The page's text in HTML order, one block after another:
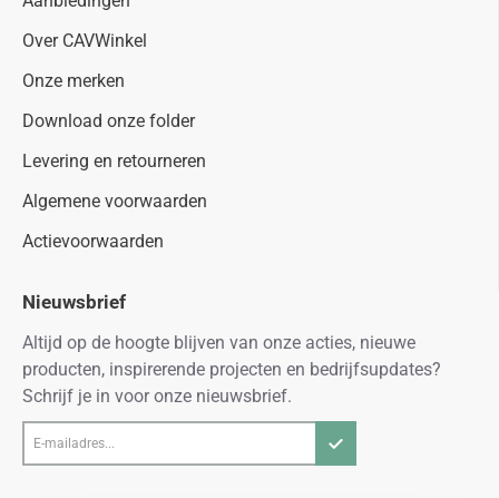
Over CAVWinkel
Onze merken
Download onze folder
Levering en retourneren
Algemene voorwaarden
Actievoorwaarden
Nieuwsbrief
Altijd op de hoogte blijven van onze acties, nieuwe
producten, inspirerende projecten en bedrijfsupdates?
Schrijf je in voor onze nieuwsbrief.
mailadres...